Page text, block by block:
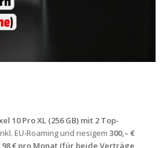
10 Pro XL (256 GB) mit 2 Top-
EU-Roaming und riesigem300,– €
€ pro Monat (für beide Verträge